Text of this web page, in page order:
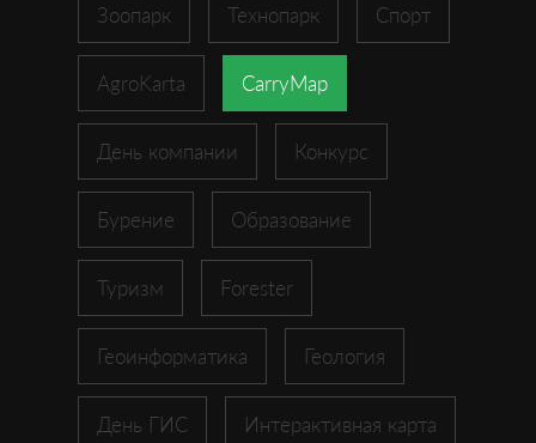
Зоопарк Технопарк Спорт
AgroKarta CarryMap
День компании Конкурс
Бурение Образование
Туризм Forester
Геоинформатика Геология
День ГИС Интерактивная карта